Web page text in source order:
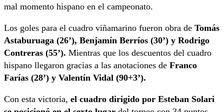
mal momento hispano en el campeonato.
Los goles para el cuadro viñamarino fueron obra de Tomás
Astaburuaga (26’), Benjamín Berríos (30’) y Rodrigo
Contreras (55’). Mientras que los descuentos del cuadro
hispano llegaron gracias a las anotaciones de Franco
Farías (28’) y Valentín Vidal (90+3’).
Con esta victoria, el cuadro dirigido por Esteban Solari